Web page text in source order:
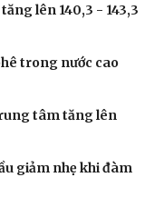
lên 140,3 - 143,3
trong nước cao
tâm tăng lên
giảm nhẹ khi đàm